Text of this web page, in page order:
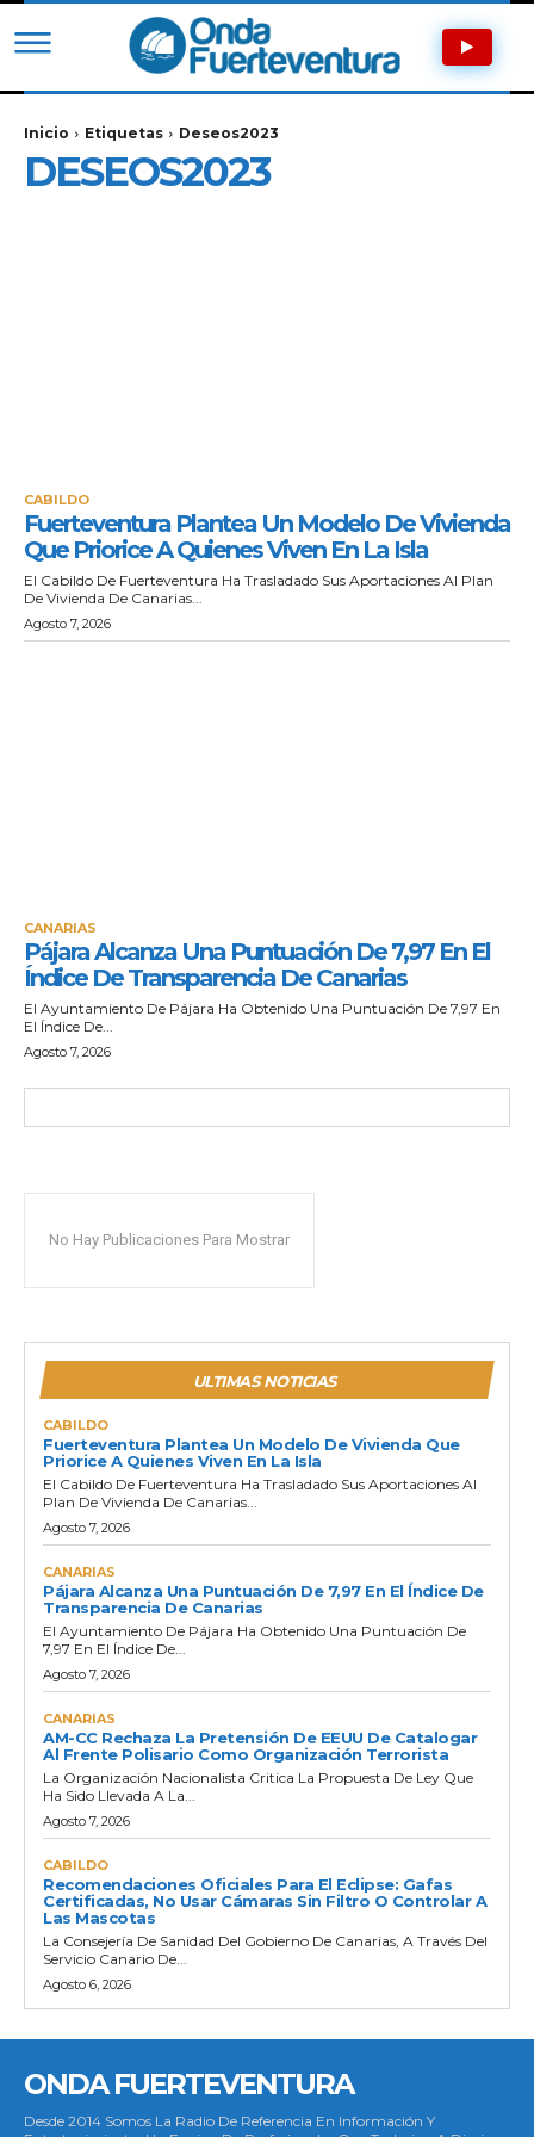
Inicio Etiquetas Deseos2023
DESEOS2023
CABILDO
Fuerteventura Plantea Un Modelo De Vivienda
Que Priorice A Quienes Viven En La Isla
El Cabildo De Fuerteventura Ha Trasladado Sus Aportaciones Al Plan
De Vivienda De Canarias...
Agosto 7, 2026
CANARIAS
Pájara Alcanza Una Puntuación De 7,97 En El
Índice De Transparencia De Canarias
El Ayuntamiento De Pájara Ha Obtenido Una Puntuación De 7,97 En
El Índice De...
Agosto 7, 2026
No Hay Publicaciones Para Mostrar
ULTIMAS NOTICIAS
CABILDO
Fuerteventura Plantea Un Modelo De Vivienda Que
Priorice A Quienes Viven En La Isla
El Cabildo De Fuerteventura Ha Trasladado Sus Aportaciones Al
Plan De Vivienda De Canarias...
Agosto 7, 2026
CANARIAS
Pájara Alcanza Una Puntuación De 7,97 En El Índice De
Transparencia De Canarias
El Ayuntamiento De Pájara Ha Obtenido Una Puntuación De
7,97 En El Índice De...
Agosto 7, 2026
CANARIAS
AM-CC Rechaza La Pretensión De EEUU De Catalogar
Al Frente Polisario Como Organización Terrorista
La Organización Nacionalista Critica La Propuesta De Ley Que
Ha Sido Llevada A La...
Agosto 7, 2026
CABILDO
Recomendaciones Oficiales Para El Eclipse: Gafas
Certificadas, No Usar Cámaras Sin Filtro O Controlar A
Las Mascotas
La Consejería De Sanidad Del Gobierno De Canarias, A Través Del
Servicio Canario De...
Agosto 6, 2026
ONDA FUERTEVENTURA
Desde 2014 Somos La Radio De Referencia En Información Y